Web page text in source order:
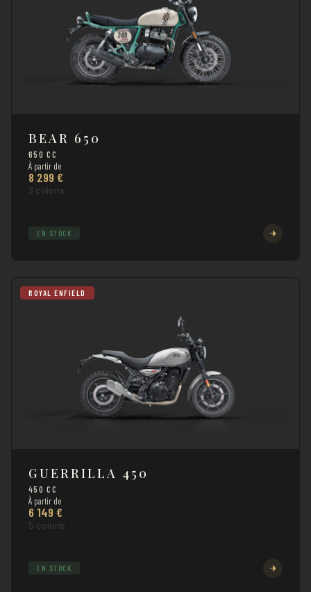
BEAR 650
650 CC
À partir de
8 299 €
3 coloris
EN STOCK
ROYAL ENFIELD
GUERRILLA 450
450 CC
À partir de
6 149 €
5 coloris
EN STOCK